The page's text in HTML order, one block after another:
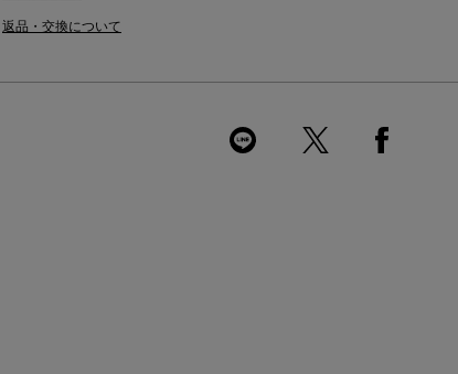
返品・交換について